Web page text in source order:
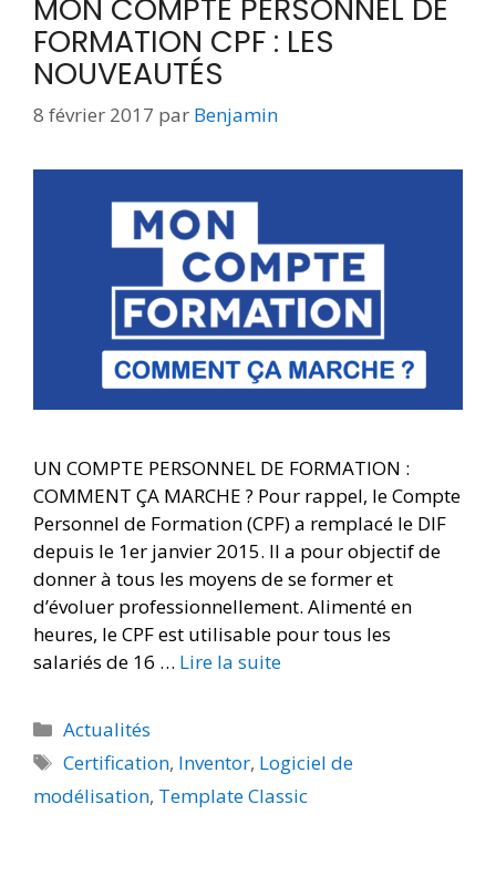
MON COMPTE PERSONNEL DE
FORMATION CPF : LES
NOUVEAUTÉS
8 février 2017 par Benjamin
UN COMPTE PERSONNEL DE FORMATION :
COMMENT ÇA MARCHE ? Pour rappel, le Compte
Personnel de Formation (CPF) a remplacé le DIF
depuis le 1er janvier 2015. Il a pour objectif de
donner à tous les moyens de se former et
d’évoluer professionnellement. Alimenté en
heures, le CPF est utilisable pour tous les
salariés de 16 … Lire la suite
Actualités
Certification, Inventor, Logiciel de
modélisation, Template Classic